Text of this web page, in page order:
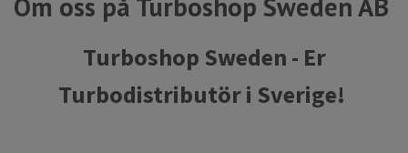
Turboshop Sweden - Er
Turbodistributör i Sverige!